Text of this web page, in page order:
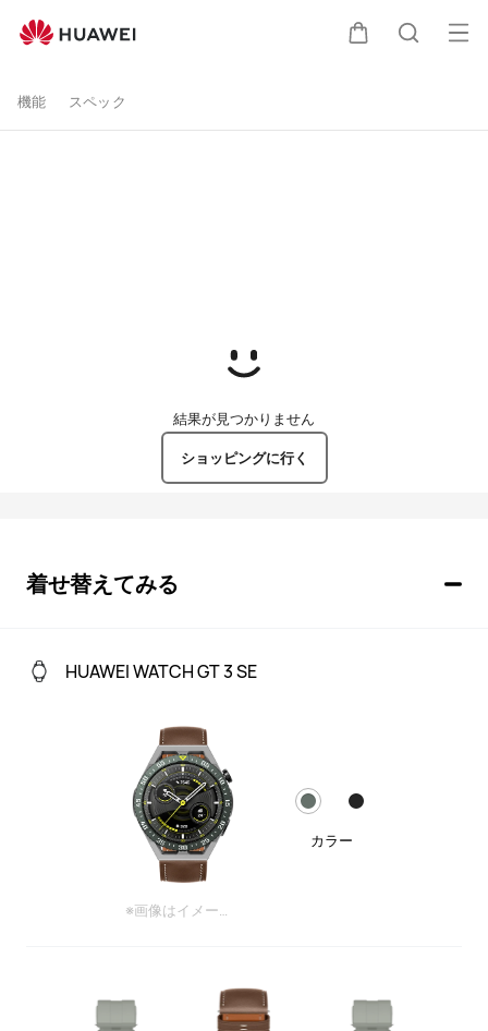
HUAWEI
WATCH
GT
HUAWEI
オ
機能 スペック
結果が見つかりません
ショッピングに行く
着せ替えてみる
HUAWEI WATCH GT 3 SE
※画像はイメージです。
カラー